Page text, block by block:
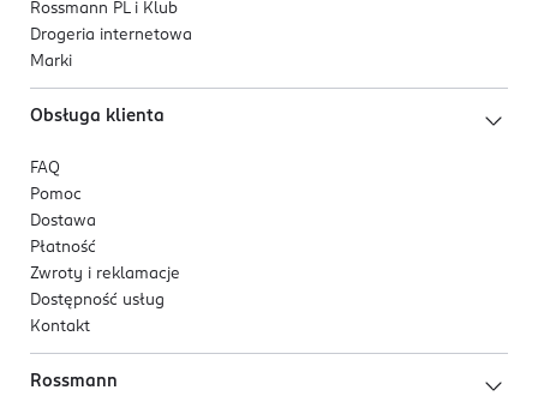
Rossmann PL i Klub
Drogeria internetowa
Marki
Obsługa klienta
FAQ
Pomoc
Dostawa
Płatność
Zwroty i reklamacje
Dostępność usług
Kontakt
Rossmann